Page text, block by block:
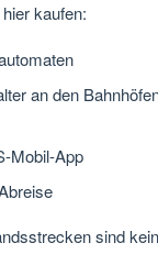
kaufen:
an den
Mobil-App
sind